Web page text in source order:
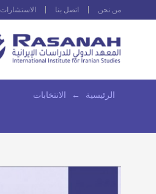
من نحن اتصل بنا الاستشارات
الرئيسية ← الانتخابات